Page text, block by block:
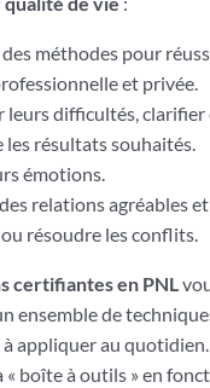
méthodes pour
et privée.
leurs difficultés, clarifier
résultats souhaités.
émotions.
relations agréables et
résoudre les conflits.
certifiantes en PNL
ensemble de
appliquer au
« boîte à outils » en